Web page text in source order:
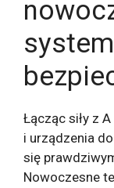
Łącząc siły z A
i urządzenia do
się
Nowoczesne